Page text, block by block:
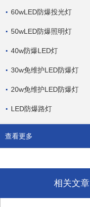
60wLED防爆投光灯
50wLED防爆照明灯
40w防爆LED灯
30w免维护LED防爆灯
20w免维护LED防爆灯
LED防爆路灯
查看更多
相关文章